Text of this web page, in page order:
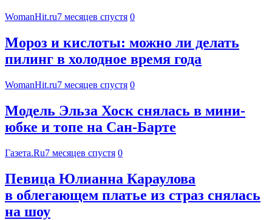
WomanHit.ru7 месяцев спустя 0
Мороз и кислоты: можно ли делать
пилинг в холодное время года
WomanHit.ru7 месяцев спустя 0
Модель Эльза Хоск снялась в мини-
юбке и топе на Сан-Барте
Газета.Ru7 месяцев спустя 0
Певица Юлианна Караулова
в облегающем платье из страз снялась
на шоу